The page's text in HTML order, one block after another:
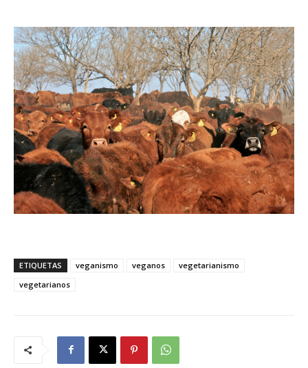
ETIQUETAS veganismo veganos
vegetarianismo
vegetarianos